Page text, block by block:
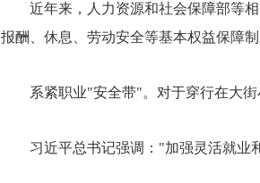
近年来，人力资源和社会保障部等
报酬、休息、劳动安全等基本权益保障制
系紧职业"安全带"。对于穿行在大
习近平总书记强调："加强灵活就业